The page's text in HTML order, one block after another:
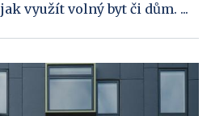
využít volný byt či dům. ...